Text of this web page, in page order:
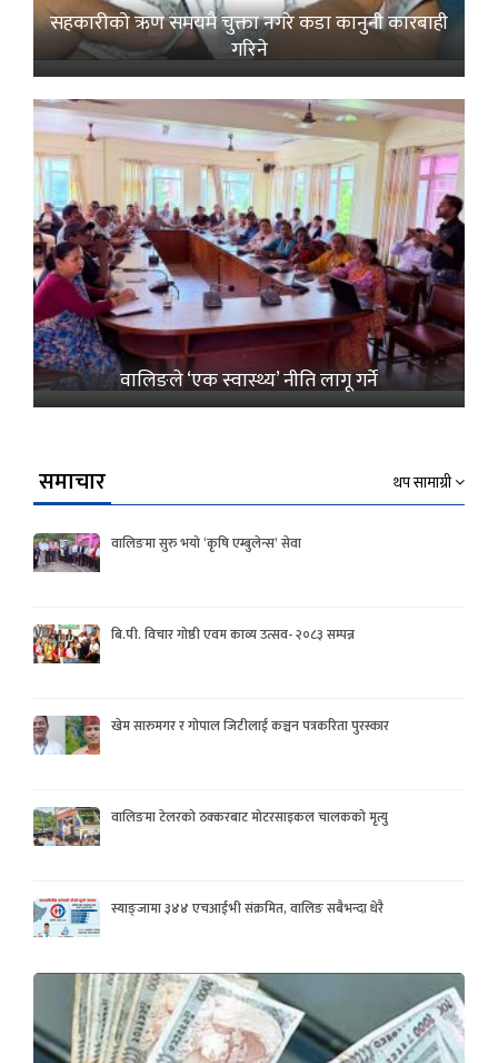
सहकारीको ऋण समयमै चुक्ता नगरे कडा कानुनी कारबाही
गरिने
वालिङले ‘एक स्वास्थ्य’ नीति लागू गर्ने
समाचार थप सामाग्री
वालिङमा सुरु भयो ‘कृषि एम्बुलेन्स’ सेवा
बि.पी. विचार गोष्ठी एवम काव्य उत्सव- २०८३ सम्पन्न
खेम सारुमगर र गोपाल जिटीलाई कञ्चन पत्रकरिता पुरस्कार
वालिङमा टेलरको ठक्करबाट मोटरसाइकल चालकको मृत्यु
स्याङ्जामा ३४४ एचआईभी संक्रमित, वालिङ सबैभन्दा धेरै